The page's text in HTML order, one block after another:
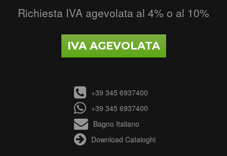
Richiesta IVA agevolata al 4% o al 10%
IVA AGEVOLATA
+39 345 6937400
+39 345 6937400
Bagno Italiano
Download Cataloghi